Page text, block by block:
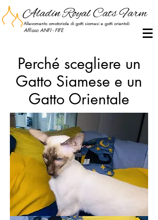
Aladin Royal Cats Farm
Allevamento amatoriale di gatti siamesi e gatti orientali
Affisso ANFI - FIFE
Perché scegliere un
Gatto Siamese e un
Gatto Orientale